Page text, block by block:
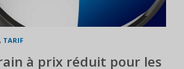
, TARIF
à prix réduit pour les